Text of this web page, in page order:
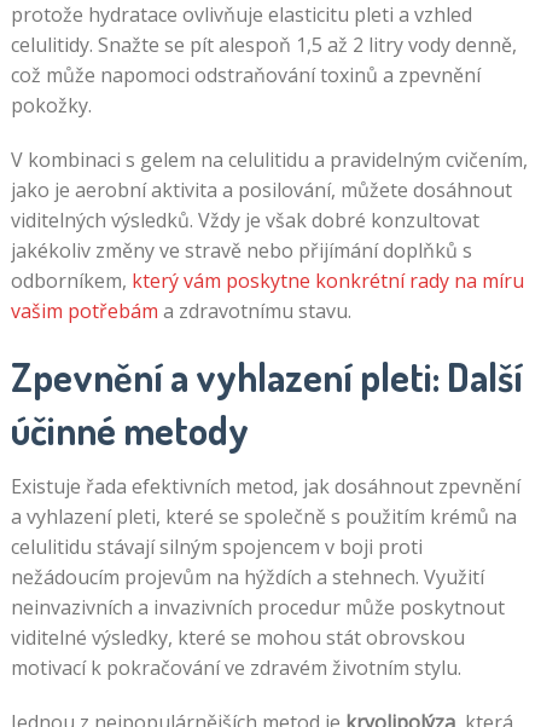
protože hydratace ovlivňuje elasticitu pleti a vzhled
celulitidy. Snažte se pít alespoň 1,5 až 2 litry vody denně,
což může napomoci odstraňování toxinů a zpevnění
pokožky.
V kombinaci s gelem na celulitidu a pravidelným cvičením,
jako je aerobní aktivita a posilování, můžete dosáhnout
viditelných výsledků. Vždy je však dobré konzultovat
jakékoliv změny ve stravě nebo přijímání doplňků s
odborníkem, který vám poskytne konkrétní rady na míru
vašim potřebám a zdravotnímu stavu.
Zpevnění a vyhlazení pleti: Další
účinné metody
Existuje řada efektivních metod, jak dosáhnout zpevnění
a vyhlazení pleti, které se společně s použitím krémů na
celulitidu stávají silným spojencem v boji proti
nežádoucím projevům na hýždích a stehnech. Využití
neinvazivních a invazivních procedur může poskytnout
viditelné výsledky, které se mohou stát obrovskou
motivací k pokračování ve zdravém životním stylu.